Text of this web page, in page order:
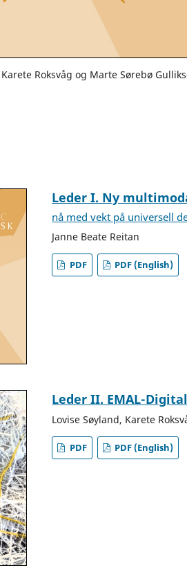
Roksvåg og Marte Sørebø
Leder I. Ny
nå med vekt på universell
Janne Beate Reitan
PDF PDF (English)
Leder II. EMAL-
Lovise Søyland, Karete
PDF PDF (English)